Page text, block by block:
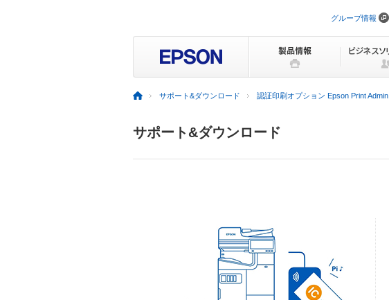
ビ
ョ
を
グループ情報
サポート&ダウンロード 認証印刷オプション Epson Print Admin
サポート&ダウンロード